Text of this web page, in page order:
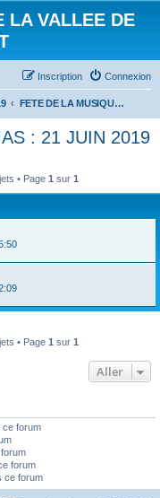
LA VALLEE DE
Connexion
Inscription
FETE DE LA MUSIQUE AU MAS : 21 JUIN 2019
: 21 JUIN 2019
• Page 1 sur 1
• Page 1 sur 1
Aller
ce forum
forum
ce forum